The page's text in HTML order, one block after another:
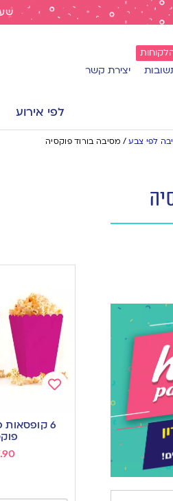
שעות
יצירת קשר
לפי אירוע
לפי צבע/ מסיבה בורוד פוקסיה
wishlist
6 קופסאות